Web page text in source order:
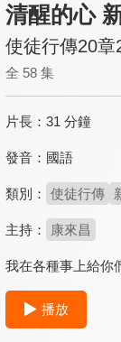
清醒的心
使徒行傳20章
全 58 集
片長： 31 分鐘
發音： 國語
類別： 使徒行傳
主持： 康來昌
我在各種事上給你
播放